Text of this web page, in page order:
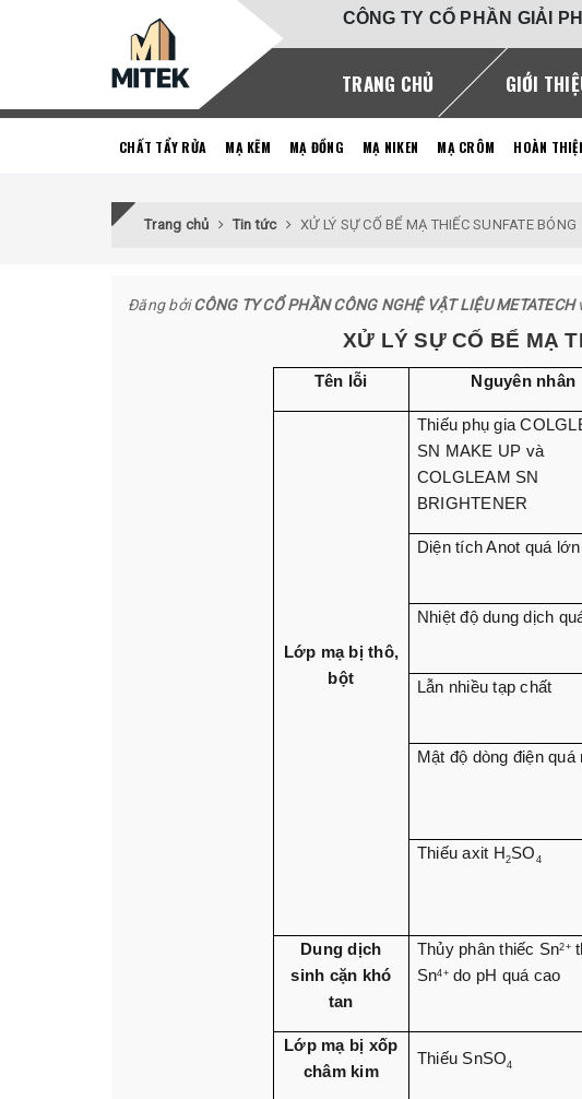
CÔNG TY CỔ PHẦN GIẢI
TRANG CHỦ GIỚI
CHẤT TẨY RỬA MẠ KẼM MẠ ĐỒNG MẠ NIKEN MẠ CRÔM HOÀN
Trang chủ Tin tức XỬ LÝ SỰ CỐ BỂ MẠ THIẾC SUNFATE BÓNG
Đăng bởiCÔNG TY CỔ PHẦN CÔNG NGHỆ VẬT LIỆU METATECH
XỬ LÝ SỰ CỐ BỂ MẠ
Tên lỗi Nguyên nhân
Lớp mạ bị thô,
bột
Thiếu phụ gia
SN MAKE UP và
COLGLEAM SN
BRIGHTENER
Diện tích Anot quá lớn
Nhiệt độ dung dịch
Lẫn nhiều tạp chất
Mật độ dòng điện quá
Thiếu axit H 2SO 4
Dung dịch
sinh cặn khó
tan
Thủy phân thiếc Sn2+
Sn4+do pH quá cao
Lớp mạ bị xốp
châm kim
Thiếu SnSO4